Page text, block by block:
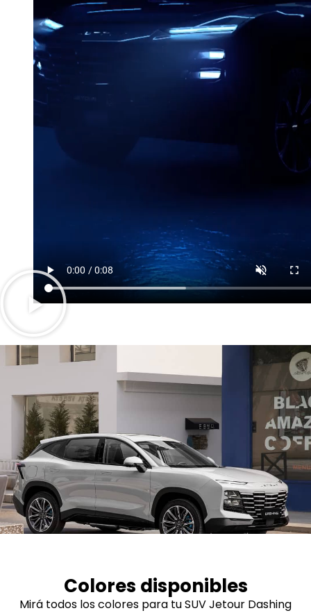
Colores disponibles
Mirá todos los colores para tu SUV Jetour Dashing